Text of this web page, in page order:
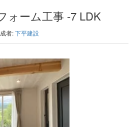
ォーム工事 -7 LDK
者:下平建設